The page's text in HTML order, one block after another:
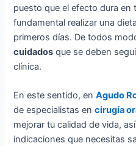
puesto que el efecto dura en
fundamental realizar una
primeros días. De todos
cuidados que se deben
clínica.
En este sentido, en Agudo
de especialistas encirugía
mejorar tu calidad de vida,
indicaciones que necesitas